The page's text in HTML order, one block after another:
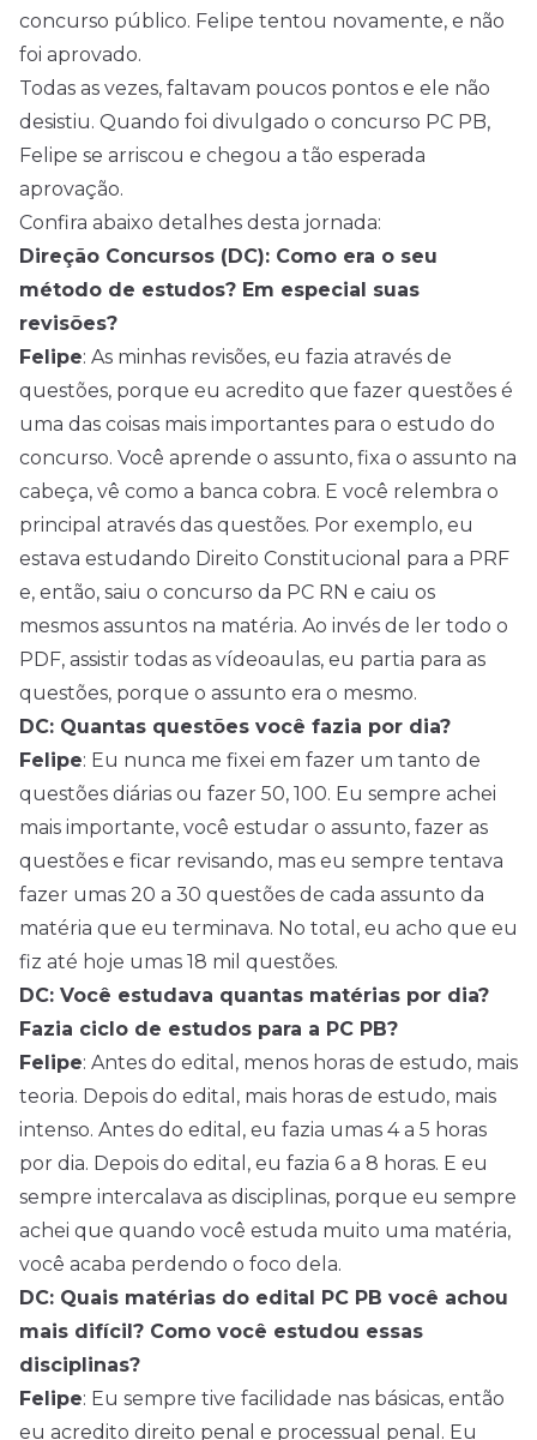
concurso público. Felipe tentou novamente, e não
foi aprovado.
Todas as vezes, faltavam poucos pontos e ele não
desistiu. Quando foi divulgado o concurso PC PB,
Felipe se arriscou e chegou a tão esperada
aprovação.
Confira abaixo detalhes desta jornada:
Direção Concursos (DC): Como era o seu
método de estudos? Em especial suas
revisões?
Felipe: As minhas revisões, eu fazia através de
questões, porque eu acredito que fazer questões é
uma das coisas mais importantes para o estudo do
concurso. Você aprende o assunto, fixa o assunto na
cabeça, vê como a banca cobra. E você relembra o
principal através das questões. Por exemplo, eu
estava estudando Direito Constitucional para a PRF
e, então, saiu o concurso da PC RN e caiu os
mesmos assuntos na matéria. Ao invés de ler todo o
PDF, assistir todas as vídeoaulas, eu partia para as
questões, porque o assunto era o mesmo.
DC: Quantas questões você fazia por dia?
Felipe: Eu nunca me fixei em fazer um tanto de
questões diárias ou fazer 50, 100. Eu sempre achei
mais importante, você estudar o assunto, fazer as
questões e ficar revisando, mas eu sempre tentava
fazer umas 20 a 30 questões de cada assunto da
matéria que eu terminava. No total, eu acho que eu
fiz até hoje umas 18 mil questões.
DC: Você estudava quantas matérias por dia?
Fazia ciclo de estudos para a PC PB?
Felipe: Antes do edital, menos horas de estudo, mais
teoria. Depois do edital, mais horas de estudo, mais
intenso. Antes do edital, eu fazia umas 4 a 5 horas
por dia. Depois do edital, eu fazia 6 a 8 horas. E eu
sempre intercalava as disciplinas, porque eu sempre
achei que quando você estuda muito uma matéria,
você acaba perdendo o foco dela.
DC: Quais matérias do edital PC PB você achou
mais difícil? Como você estudou essas
disciplinas?
Felipe: Eu sempre tive facilidade nas básicas, então
eu acredito direito penal e processual penal. Eu